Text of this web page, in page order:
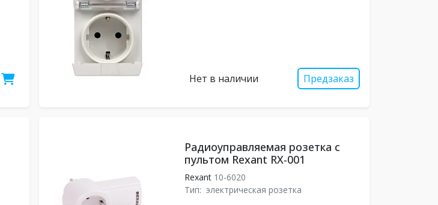
Нет в наличии Предзаказ
Радиоуправляемая розетка c
пультом Rexant RX-001
Rexant10-6020
Тип: электрическая розетка